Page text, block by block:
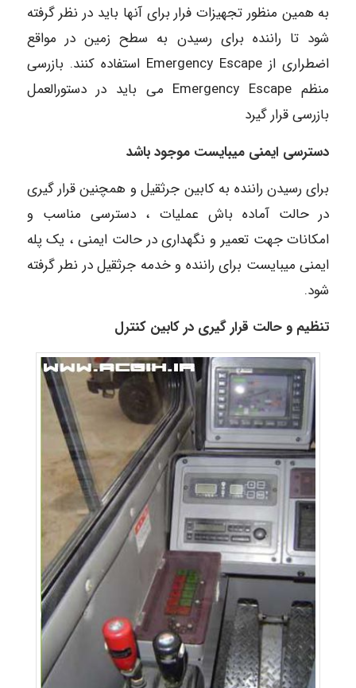
به همین منظور تجهیزات فرار برای آنها باید در نظر گرفته
شود تا راننده برای رسیدن به سطح زمین در مواقع
اضطراری از Emergency Escape استفاده کنند. بازرسی
منظم Emergency Escape می باید در دستورالعمل
بازرسی قرار گیرد
دسترسی ایمنی میبایست موجود باشد
برای رسیدن راننده به کابین جرثقیل و همچنین قرار گیری
در حالت آماده باش عملیات ، دسترسی مناسب و
امکانات جهت تعمیر و نگهداری در حالت ایمنی ، یک پله
ایمنی میبایست برای راننده و خدمه جرثقیل در نطر گرفته
شود.
تنظیم و حالت قرار گیری در کابین کنترل